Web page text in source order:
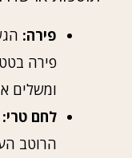
פירה:
פירה
ומשלים
לחם טרי:
הרוטב